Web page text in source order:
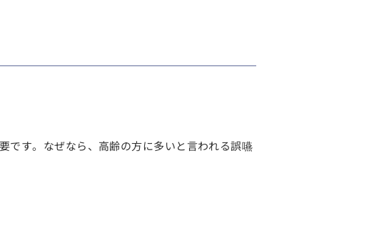
です。なぜなら、高齢の方に多いと言われる誤嚥